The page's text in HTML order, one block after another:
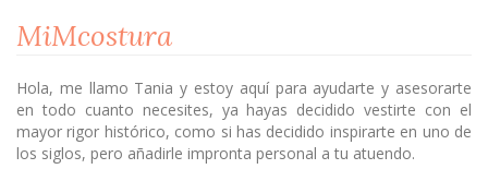
MiMcostura
Hola, me llamo Tania y estoy aquí para ayudarte y asesorarte
en todo cuanto necesites, ya hayas decidido vestirte con el
mayor rigor histórico, como si has decidido inspirarte en uno de
los siglos, pero añadirle impronta personal a tu atuendo.